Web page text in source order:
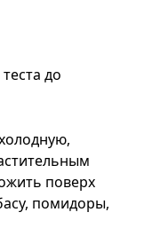
до
поверх
помидоры,